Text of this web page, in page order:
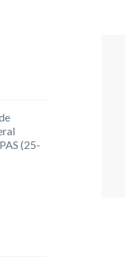
(25-